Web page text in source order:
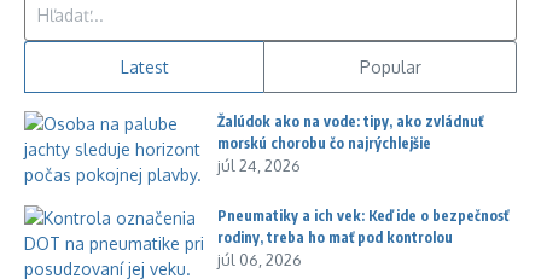
Latest Popular
Žalúdok ako na vode: tipy, ako zvládnuť
morskú chorobu čo najrýchlejšie
júl 24, 2026
Pneumatiky a ich vek: Keď ide o bezpečnosť
rodiny, treba ho mať pod kontrolou
júl 06, 2026